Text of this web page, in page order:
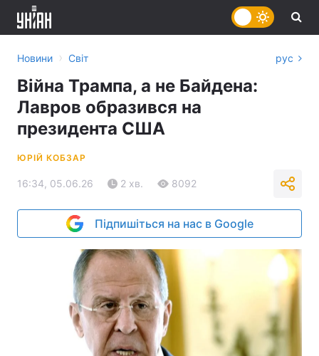
Новини › Світ рус
Війна Трампа, а не Байдена:
Лавров образився на
президента США
ЮРІЙ КОБЗАР
16:34, 05.06.26 2 хв. 8092
Підпишіться на нас в Google